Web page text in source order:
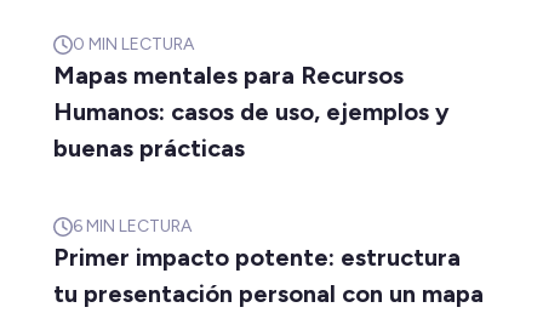
0 MIN LECTURA
Mapas mentales para Recursos
Humanos: casos de uso, ejemplos y
buenas prácticas
6 MIN LECTURA
Primer impacto potente: estructura
tu presentación personal con un mapa